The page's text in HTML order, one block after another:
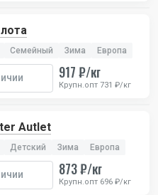
Семейный Зима Европа
917 ₽/кг
Крупн.опт 731 ₽/кг
Autlet
Детский Зима Европа
873 ₽/кг
Крупн.опт 696 ₽/кг